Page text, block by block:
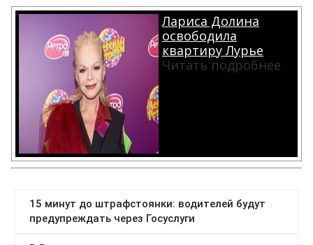
Лариса Долина
освободила
квартиру Лурье
Читать подробнее